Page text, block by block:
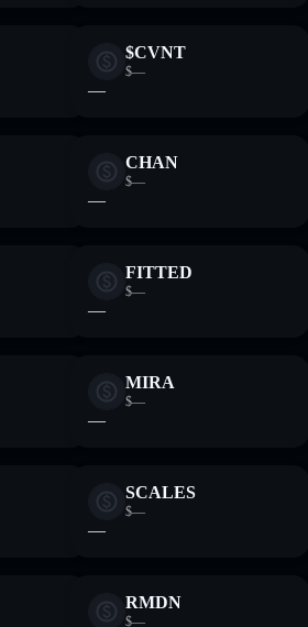
$CVNT
$—
—
CHAN
$—
—
FITTED
$—
—
MIRA
$—
—
SCALES
$—
—
RMDN
$—